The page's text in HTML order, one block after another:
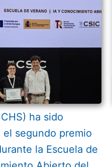
ha sido
el segundo premio
la Escuela de